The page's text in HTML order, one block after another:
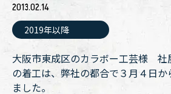
2013.02.14
2019年以降
大阪市東成区のカラボー工芸様 社
の着工は、弊社の都合で３月４日
ました。